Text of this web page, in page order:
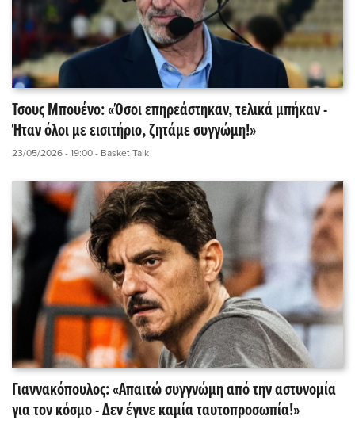
Τσους Μπουένο: «Όσοι επηρεάστηκαν, τελικά μπήκαν -
Ήταν όλοι με εισιτήριο, ζητάμε συγγώμη!»
23/05/2026 - 19:00 - Basket Talk
Γιαννακόπουλος: «Απαιτώ συγγνώμη από την αστυνομία
για τον κόσμο - Δεν έγινε καμία ταυτοπροσωπία!»